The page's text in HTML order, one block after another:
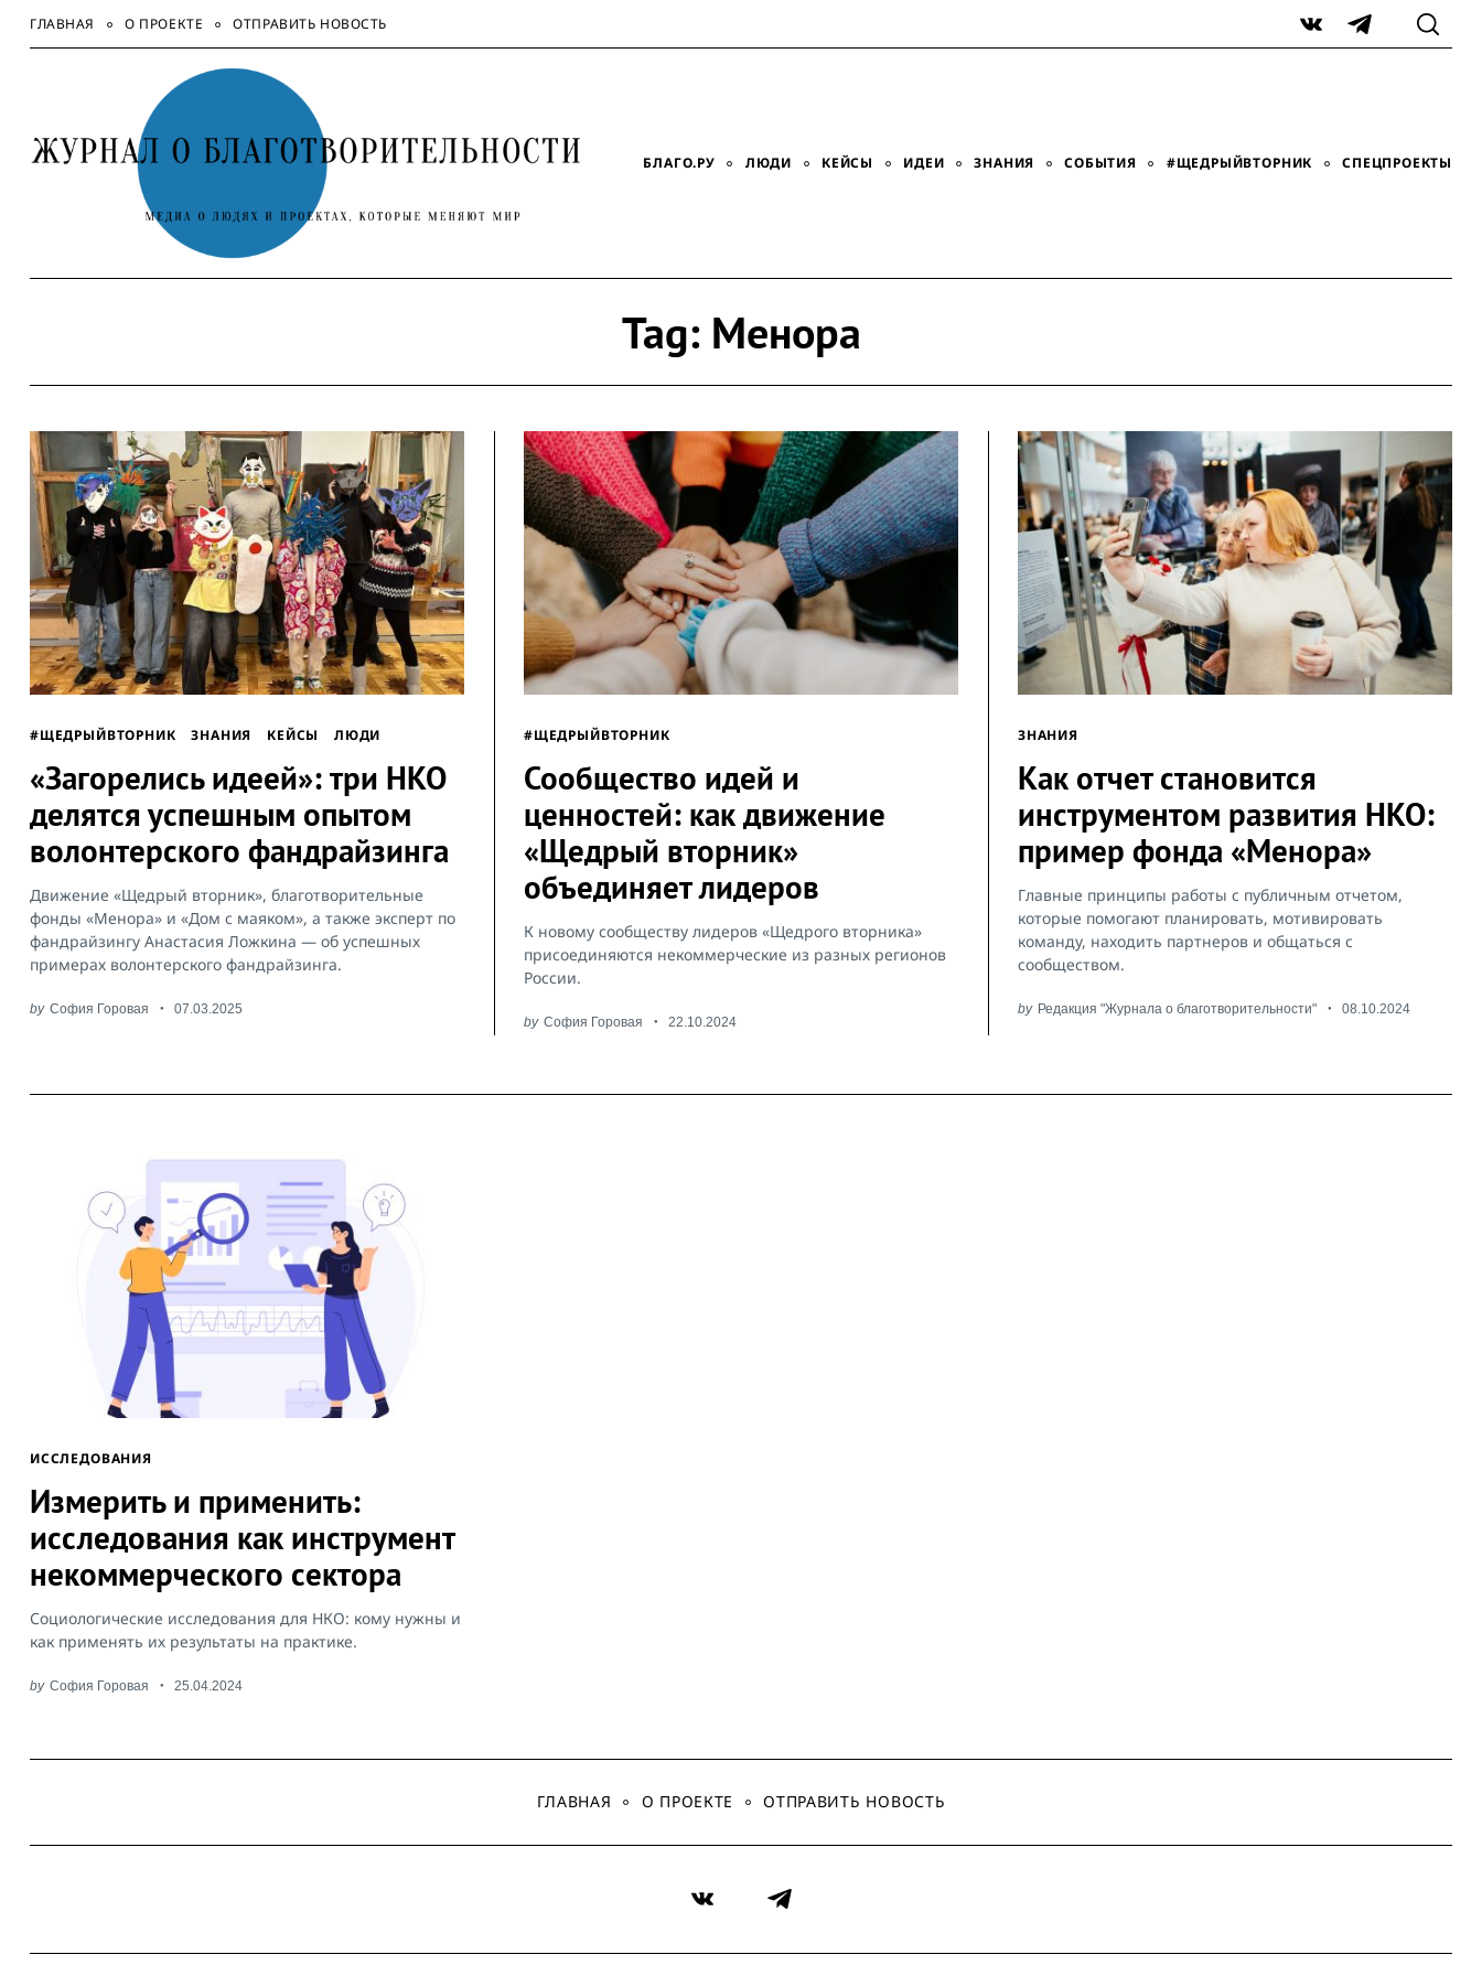
SkipГЛАВНАЯ О ПРОЕКТЕ ОТПРАВИТЬ НОВОСТЬ
VK Telegram
БЛАГО.РУ ЛЮДИ КЕЙСЫ ИДЕИ ЗНАНИЯ СОБЫТИЯ #ЩЕДРЫЙВТОРНИК СПЕЦПРОЕКТЫ
Tag:Менора
#ЩЕДРЫЙВТОРНИК ЗНАНИЯ КЕЙСЫ ЛЮДИ
«Загорелись идеей»: три НКО
делятся успешным опытом
волонтерского фандрайзинга
Движение «Щедрый вторник», благотворительные
фонды «Менора» и «Дом с маяком», а также эксперт по
фандрайзингу Анастасия Ложкина — об успешных
примерах волонтерского фандрайзинга.
by София Горовая 07.03.2025
#ЩЕДРЫЙВТОРНИК
Сообщество идей и
ценностей: как движение
«Щедрый вторник»
объединяет лидеров
К новому сообществу лидеров «Щедрого вторника»
присоединяются некоммерческие из разных регионов
России.
by София Горовая 22.10.2024
ЗНАНИЯ
Как отчет становится
инструментом развития НКО:
пример фонда «Менора»
Главные принципы работы с публичным отчетом,
которые помогают планировать, мотивировать
команду, находить партнеров и общаться с
сообществом.
by Редакция "Журнала о благотворительности" 08.10.2024
ИССЛЕДОВАНИЯ
Измерить и применить:
исследования как инструмент
некоммерческого сектора
Социологические исследования для НКО: кому нужны и
как применять их результаты на практике.
by София Горовая 25.04.2024
ГЛАВНАЯ О ПРОЕКТЕ ОТПРАВИТЬ НОВОСТЬ
VK Telegram
for: